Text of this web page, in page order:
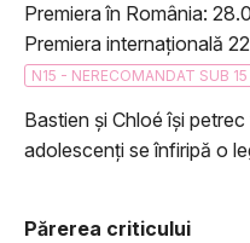
Premiera în România:
Premiera internațională
N15 - NERECOMANDAT SUB 15
Bastien și Chloé își
adolescenți se înfiripă o
Părerea criticului